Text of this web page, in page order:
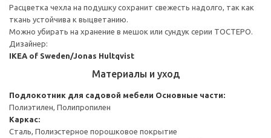
Расцветка чехла на подушку сохранит свежесть надолго, так как
ткань устойчива к выцветанию.
Можно убирать на хранение в мешок или сундук серии ТОСТЕРО.
Дизайнер:
IKEA of Sweden/Jonas Hultqvist
Материалы и уход
Подлокотник для садовой мебели Основные части:
Полиэтилен, Полипропилен
Каркас:
Сталь, Полиэстерное порошковое покрытие